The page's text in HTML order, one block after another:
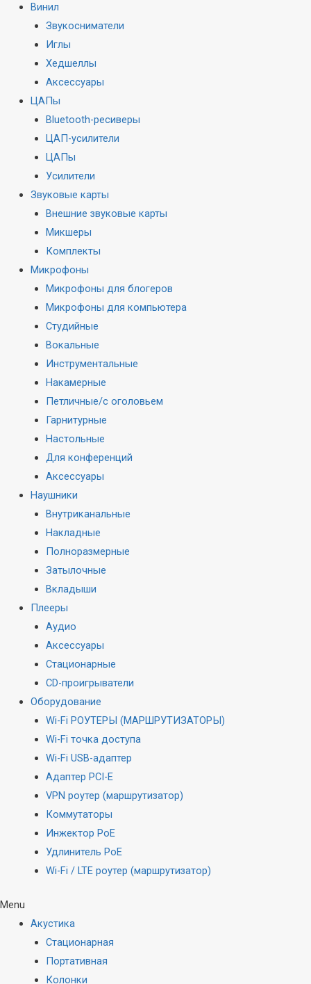
Винил
Звукосниматели
Иглы
Хедшеллы
Аксессуары
ЦАПы
Bluetooth-ресиверы
ЦАП-усилители
ЦАПы
Усилители
Звуковые карты
Внешние звуковые карты
Микшеры
Комплекты
Микрофоны
Микрофоны для блогеров
Микрофоны для компьютера
Студийные
Вокальные
Инструментальные
Накамерные
Петличные/с оголовьем
Гарнитурные
Настольные
Для конференций
Аксессуары
Наушники
Внутриканальные
Накладные
Полноразмерные
Затылочные
Вкладыши
Плееры
Аудио
Аксессуары
Стационарные
CD-проигрыватели
Оборудование
Wi-Fi РОУТЕРЫ (МАРШРУТИЗАТОРЫ)
Wi-Fi точка доступа
Wi-Fi USB-адаптер
Адаптер PCI-E
VPN роутер (маршрутизатор)
Коммутаторы
Инжектор PoE
Удлинитель PoE
Wi-Fi / LTE роутер (маршрутизатор)
Menu
Акустика
Стационарная
Портативная
Колонки